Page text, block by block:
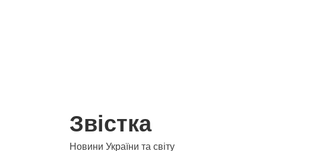
Звістка
Новини України та світу